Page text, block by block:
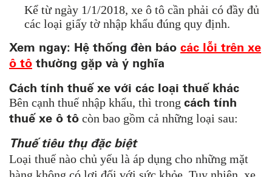
Kể từ ngày 1/1/2018, xe ô tô cần phải có đầy đủ
các loại giấy tờ nhập khẩu đúng quy định.
Xem ngay: Hệ thống đèn báo các lỗi trên xe
ô tô thường gặp và ý nghĩa
Cách tính thuế xe với các loại thuế khác
Bên cạnh thuế nhập khẩu, thì trong cách tính
thuế xe ô tô còn bao gồm cả những loại sau:
Thuế tiêu thụ đặc biệt
Loại thuế nào chủ yếu là áp dụng cho những mặt